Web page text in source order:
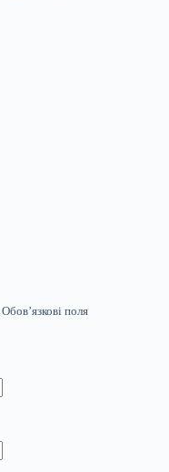
Обов’язкові поля